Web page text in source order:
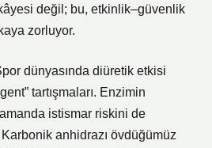
değil; bu, etkinlik–güvenlik
zorluyor.
dünyasında diüretik etkisi
tartışmaları. Enzimin
istismar riskini de
anhidrazı övdüğümüz